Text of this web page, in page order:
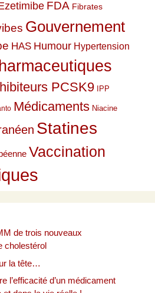
FDA Fibrates
Gouvernement
HAS Humour Hypertension
PCSK9 IPP
Médicaments Niacine
Statines
Vaccination
de trois nouveaux
cholestérol
la tête…
l’efficacité d’un médicament